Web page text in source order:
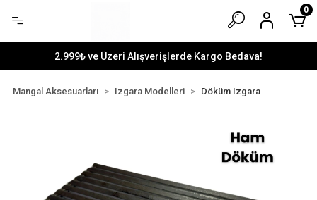
2.999₺ ve Üzeri Alışverişlerde Kargo Bedava!
0
Mangal Aksesuarları Izgara Modelleri Döküm Izgara